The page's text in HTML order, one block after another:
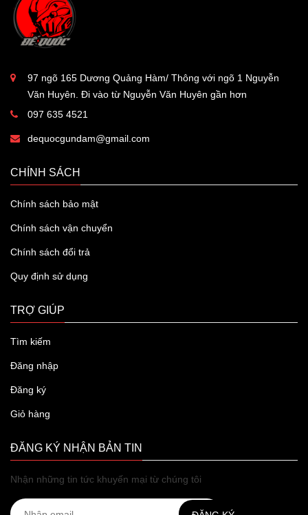
97 ngõ 165 Dương Quảng Hàm/ Thông với ngõ 1 Nguyễn
Văn Huyên. Đi vào từ Nguyễn Văn Huyên gần hơn
097 635 4521
dequocgundam@gmail.com
CHÍNH SÁCH
Chính sách bảo mật
Chính sách vận chuyển
Chính sách đổi trả
Quy định sử dụng
TRỢ GIÚP
Tìm kiếm
Đăng nhập
Đăng ký
Giỏ hàng
ĐĂNG KÝ NHẬN BẢN TIN
Nhận những tin tức khuyến mại từ chúng tôi